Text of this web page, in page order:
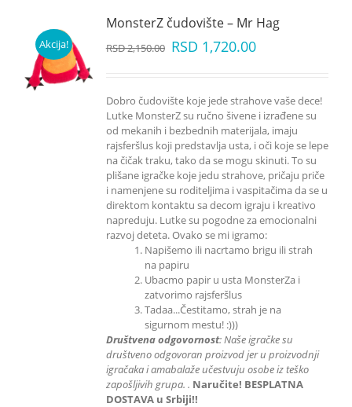
Akcija!
MonsterZ čudovište – Mr Hag
RSD2,150.00 RSD 1,720.00
Dobro čudovište koje jede strahove vaše dece!
Lutke MonsterZ su ručno šivene i izrađene su
od mekanih i bezbednih materijala, imaju
rajsferšlus koji predstavlja usta, i oči koje se lepe
na čičak traku, tako da se mogu skinuti. To su
plišane igračke koje jedu strahove, pričaju priče
i namenjene su roditeljima i vaspitačima da se u
direktom kontaktu sa decom igraju i kreativo
napreduju. Lutke su pogodne za emocionalni
razvoj deteta. Ovako se mi igramo:
Napišemo ili nacrtamo brigu ili strah
na papiru
Ubacmo papir u usta MonsterZa i
zatvorimo rajsferšlus
Tadaa...Čestitamo, strah je na
sigurnom mestu! :)))
Društvena odgovornost: Naše igračke su
društveno odgovoran proizvod jer u proizvodnji
igračaka i amabalaže učestvuju osobe iz teško
zapošljivih grupa. . Naručite! BESPLATNA
DOSTAVA u Srbiji!!